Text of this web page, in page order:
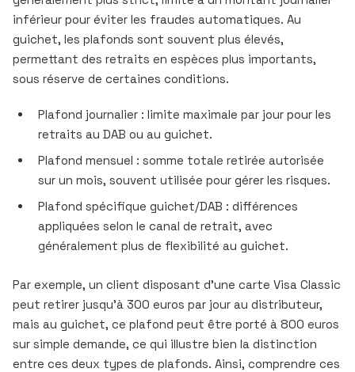
inférieur pour éviter les fraudes automatiques. Au
guichet, les plafonds sont souvent plus élevés,
permettant des retraits en espèces plus importants,
sous réserve de certaines conditions.
Plafond journalier : limite maximale par jour pour les
retraits au DAB ou au guichet.
Plafond mensuel : somme totale retirée autorisée
sur un mois, souvent utilisée pour gérer les risques.
Plafond spécifique guichet/DAB : différences
appliquées selon le canal de retrait, avec
généralement plus de flexibilité au guichet.
Par exemple, un client disposant d’une carte Visa Classic
peut retirer jusqu’à 300 euros par jour au distributeur,
mais au guichet, ce plafond peut être porté à 800 euros
sur simple demande, ce qui illustre bien la distinction
entre ces deux types de plafonds. Ainsi, comprendre ces